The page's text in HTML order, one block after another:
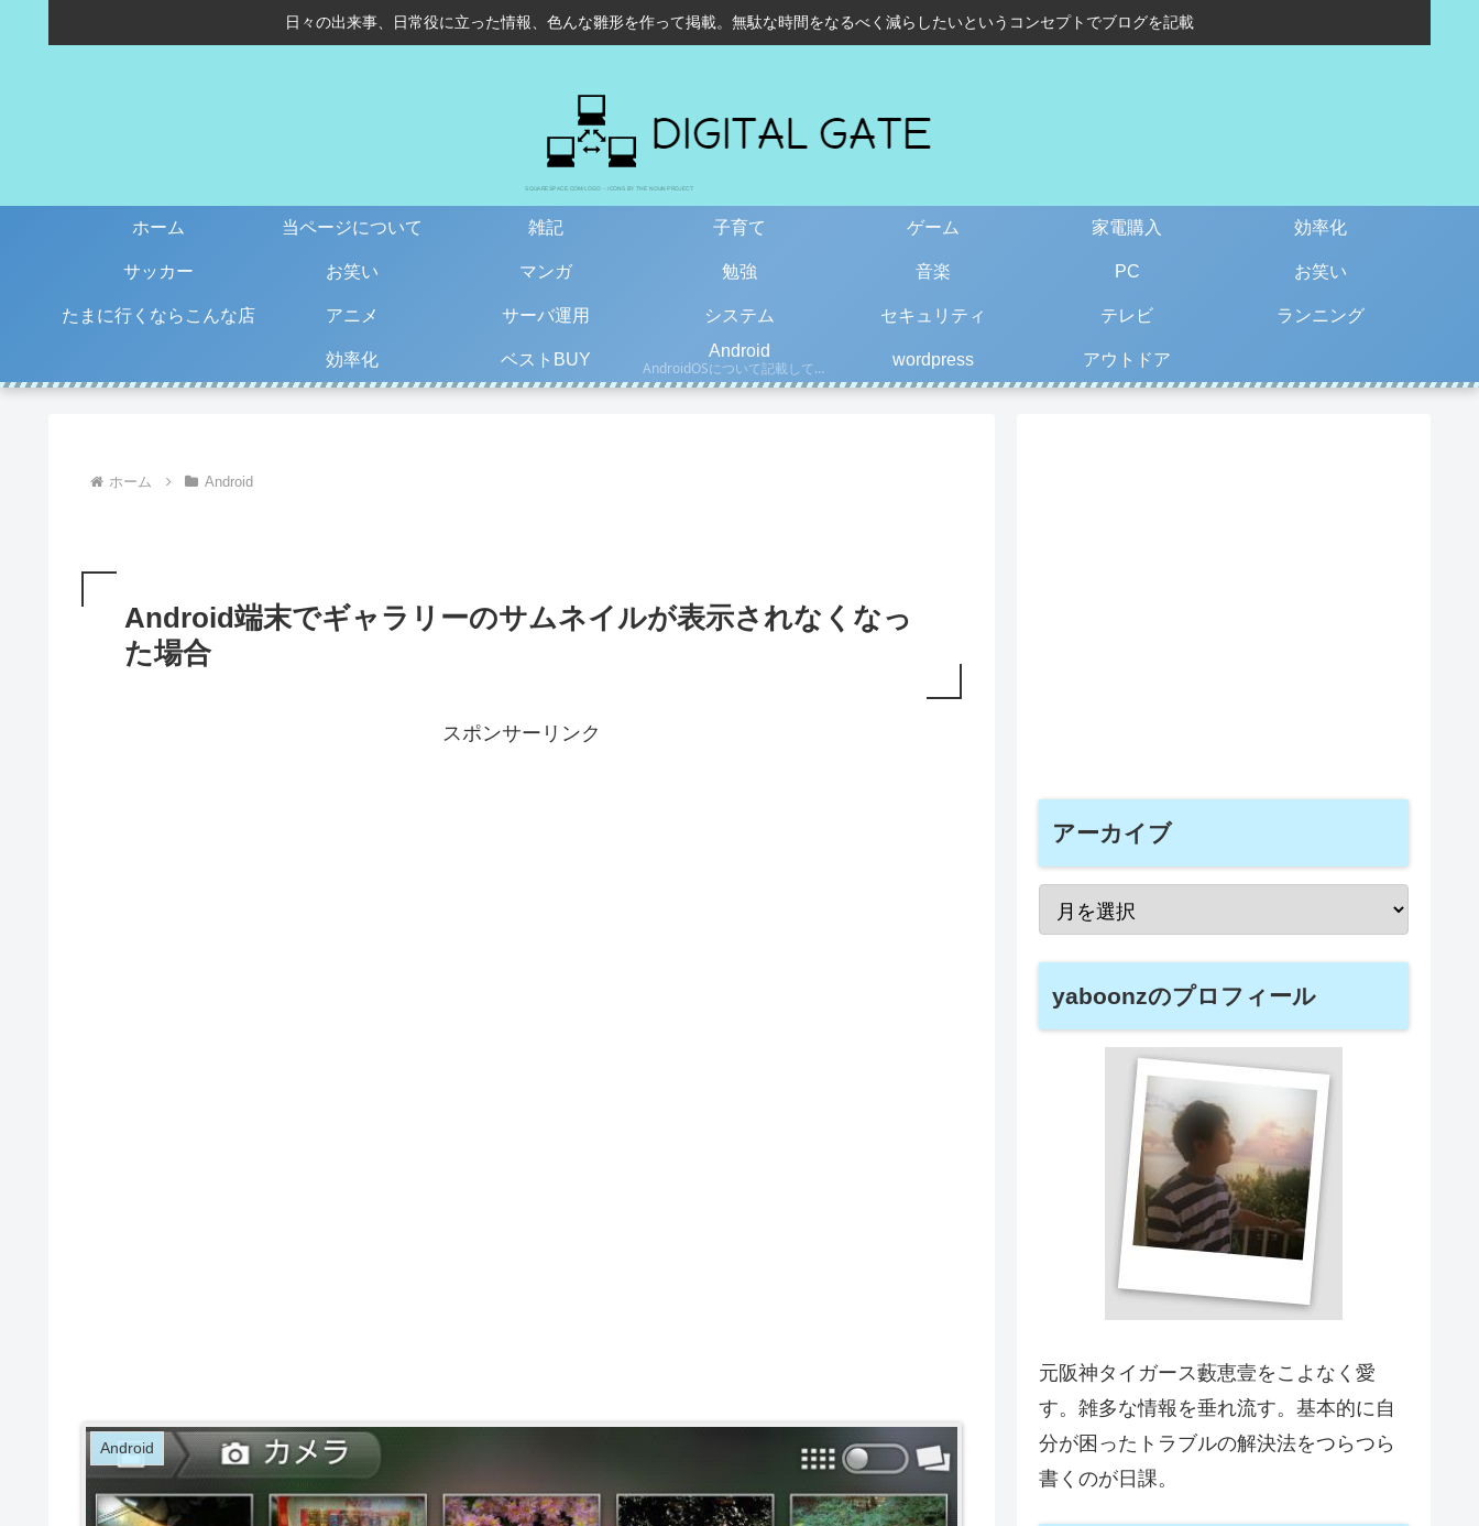
日々の出来事、日常役に立った情報、色んな雛形を作って掲載。無駄な時間をなるべく減らしたいというコンセプトでブログを記載
ホーム 当ページについて 雑記 子育て ゲーム 家電購入 効率化
サッカー お笑い マンガ 勉強 音楽 PC お笑い
たまに行くならこんな店 アニメ サーバ運用 システム セキュリティ テレビ ランニング
効率化 ベストBUY
Android
AndroidOSについて記載しています。古い情報もあるので、更新日を確認して下さい。
wordpress アウトドア
ホーム Android
Android端末でギャラリーのサムネイルが表示されなくなっ
た場合
スポンサーリンク
Android
アーカイブ
yaboonzのプロフィール
元阪神タイガース藪恵壹をこよなく愛
す。雑多な情報を垂れ流す。基本的に自
分が困ったトラブルの解決法をつらつら
書くのが日課。